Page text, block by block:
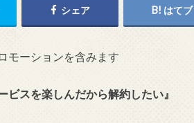
シェア はてブ
モーションを含みます
ビスを楽しんだから解約したい』